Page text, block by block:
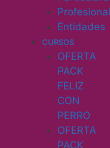
Entidades
CURSOS
OFERTA
PACK
FELIZ
CON
PERRO
OFERTA
PACK